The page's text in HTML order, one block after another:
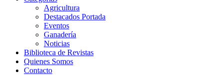
Agricultura
Destacados Portada
Eventos
Ganadería
Noticias
Biblioteca de Revistas
Quienes Somos
Contacto